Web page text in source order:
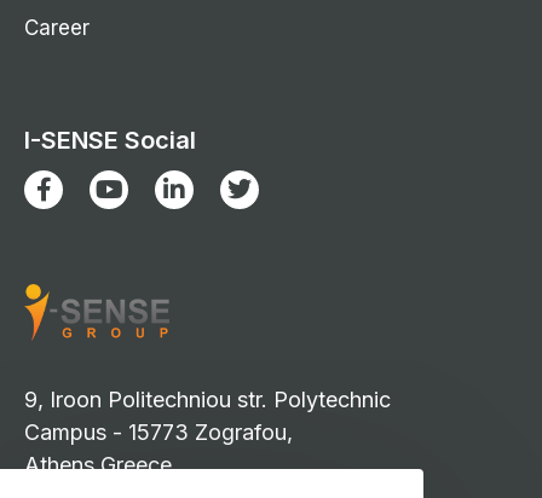
Career
I-SENSE Social
9, Iroon Politechniou str. Polytechnic
Campus - 15773 Zografou,
Athens Greece